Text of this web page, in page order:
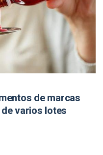
de marcas
varios lotes